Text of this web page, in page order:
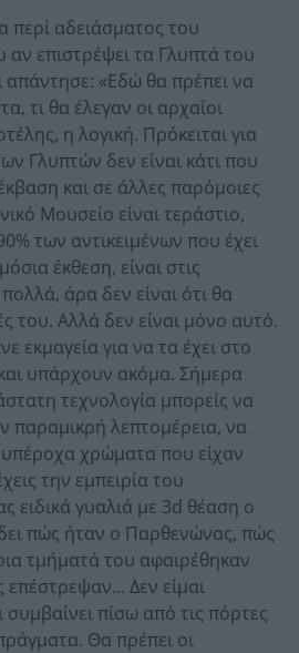
περί αδειάσματος του
επιστρέψει τα Γλυπτά του
«Εδώ θα πρέπει να
τι θα έλεγαν οι αρχαίοι
η λογική. Πρόκειται για
Γλυπτών δεν είναι κάτι που
και σε άλλες παρόμοιες
Μουσείο είναι τεράστιο,
των αντικειμένων που έχει
έκθεση, είναι στις
άρα δεν είναι ότι θα
του. Αλλά δεν είναι μόνο αυτό.
εκμαγεία για να τα έχει στο
υπάρχουν ακόμα. Σήμερα
τεχνολογία μπορείς να
παραμικρή λεπτομέρεια, να
υπέροχα χρώματα που είχαν
την εμπειρία του
γυαλιά με 3d θέαση ο
πώς ήταν ο Παρθενώνας, πώς
τμήματά του αφαιρέθηκαν
επέστρεψαν… Δεν είμαι
συμβαίνει πίσω από τις πόρτες
Θα πρέπει οι